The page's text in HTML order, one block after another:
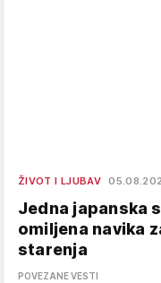
ŽIVOT I LJUBAV
Jedna japanska
omiljena navika
starenja
POVEZANE VESTI